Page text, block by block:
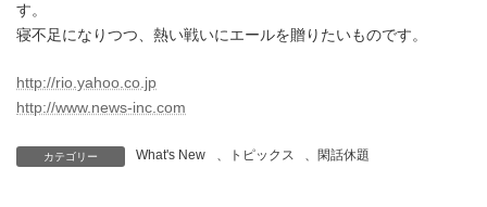
す。
寝不足になりつつ、熱い戦いにエールを贈りたいものです。
http://rio.yahoo.co.jp
http://www.news-inc.com
カテゴリー What's New 、 トピックス 、 閑話休題